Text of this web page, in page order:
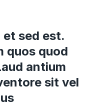
sed est.
quos quod
antium
sit vel